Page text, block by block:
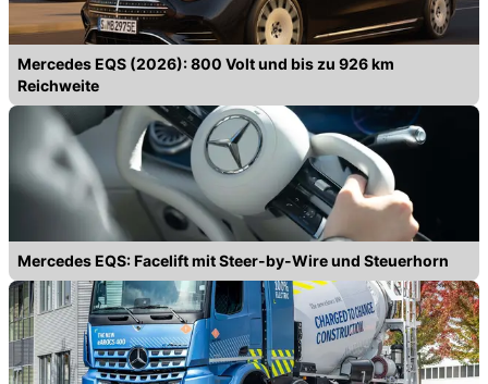
Mercedes EQS (2026): 800 Volt und bis zu 926 km
Reichweite
Mercedes EQS: Facelift mit Steer-by-Wire und Steuerhorn